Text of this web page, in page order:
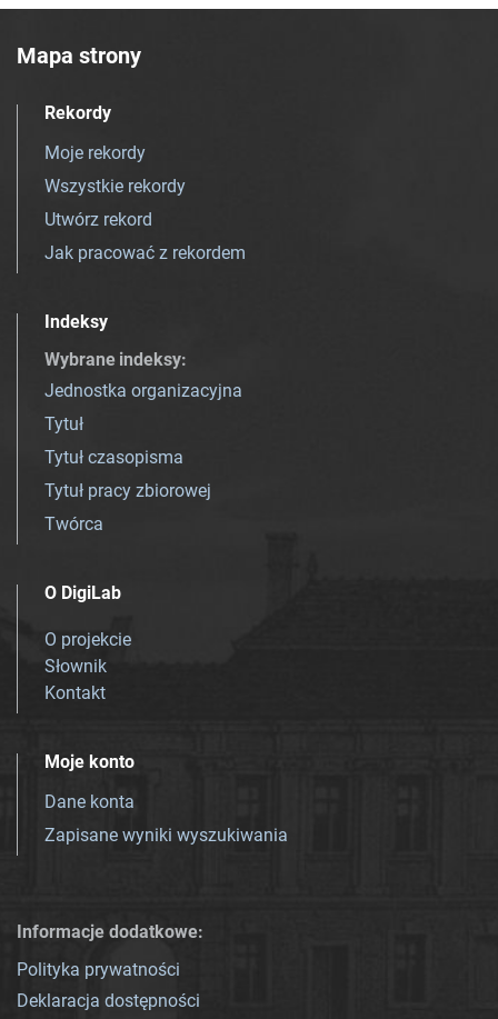
Mapa strony
Rekordy
Moje rekordy
Wszystkie rekordy
Utwórz rekord
Jak pracować z rekordem
Indeksy
Wybrane indeksy:
Jednostka organizacyjna
Tytuł
Tytuł czasopisma
Tytuł pracy zbiorowej
Twórca
O DigiLab
O projekcie
Słownik
Kontakt
Moje konto
Dane konta
Zapisane wyniki wyszukiwania
Informacje dodatkowe:
Polityka prywatności
Deklaracja dostępności